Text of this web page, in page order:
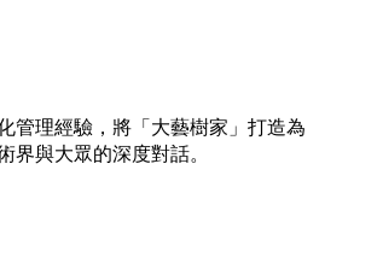
管理經驗，將「大藝樹家」打造為
與大眾的深度對話。